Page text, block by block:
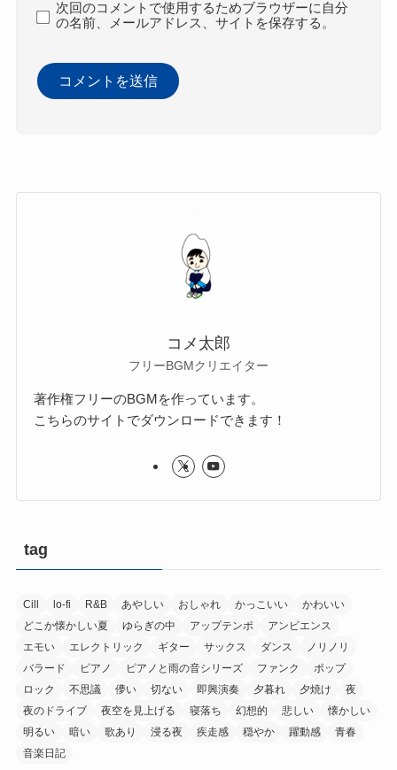
次回のコメントで使用するためブラウザーに自分
の名前、メールアドレス、サイトを保存する。
コメ太郎
フリーBGMクリエイター
著作権フリーのBGMを作っています。
こちらのサイトでダウンロードできます！
tag
Cill lo-fi R&B あやしい おしゃれ かっこいい
かわいい
どこか懐かしい夏
ゆらぎの中 アップテンポ
アンビエンス
エモい
エレクトリック ギター サックス ダンス
ノリノリ
バラード
ピアノ ピアノと雨の音シリーズ ファンク
ポップ
ロック
不思議 儚い 切ない 即興演奏 夕暮れ 夕焼け
夜
夜のドライブ
夜空を見上げる 寝落ち 幻想的 悲しい
懐かしい
明るい
暗い 歌あり 浸る夜 疾走感 穏やか 躍動感
青春
音楽日記